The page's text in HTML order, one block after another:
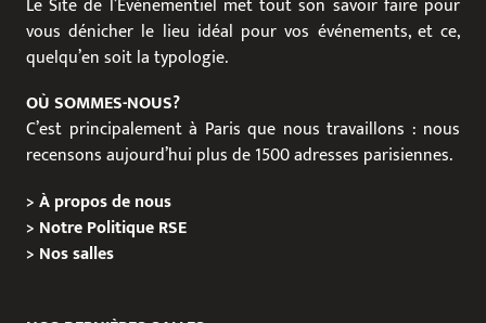
vous dénicher le lieu idéal pour vos événements, et ce,
quelqu’en soit la typologie.
OÙ SOMMES-NOUS?
C’est principalement à Paris que nous travaillons : nous
recensons aujourd’hui plus de 1500 adresses parisiennes.
>À propos de nous
> Notre Politique RSE
> Nos salles